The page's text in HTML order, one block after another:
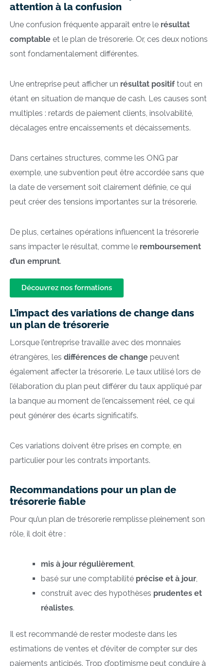
attention à la confusion
Une confusion fréquente apparaît entre le résultat
comptable et le plan de trésorerie. Or, ces deux notions
sont fondamentalement différentes.
Une entreprise peut afficher un résultat positiftout en
étant en situation de manque de cash. Les causes sont
multiples : retards de paiement clients, insolvabilité,
décalages entre encaissements et décaissements.
Dans certaines structures, comme les ONG par
exemple, une subvention peut être accordée sans que
la date de versement soit clairement définie, ce qui
peut créer des tensions importantes sur la trésorerie.
De plus, certaines opérations influencent la trésorerie
sans impacter le résultat, comme le remboursement
d’un emprunt.
Découvrez nos formations
L’impact des variations de change dans
un plan de trésorerie
Lorsque l’entreprise travaille avec des monnaies
étrangères, les différences de change peuvent
également affecter la trésorerie. Le taux utilisé lors de
l’élaboration du plan peut différer du taux appliqué par
la banque au moment de l’encaissement réel, ce qui
peut générer des écarts significatifs.
Ces variations doivent être prises en compte, en
particulier pour les contrats importants.
Recommandations pour un plan de
trésorerie fiable
Pour qu’un plan de trésorerie remplisse pleinement son
rôle, il doit être :
mis à jour régulièrement,
basé sur une comptabilité précise et à jour,
construit avec des hypothèses prudentes et
réalistes.
Il est recommandé de rester modeste dans les
estimations de ventes et d’éviter de compter sur des
paiements anticipés. Trop d’optimisme peut conduire à